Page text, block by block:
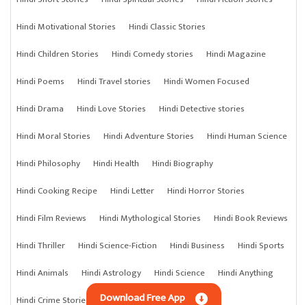
Hindi Motivational Stories
Hindi Classic Stories
Hindi Children Stories
Hindi Comedy stories
Hindi Magazine
Hindi Poems
Hindi Travel stories
Hindi Women Focused
Hindi Drama
Hindi Love Stories
Hindi Detective stories
Hindi Moral Stories
Hindi Adventure Stories
Hindi Human Science
Hindi Philosophy
Hindi Health
Hindi Biography
Hindi Cooking Recipe
Hindi Letter
Hindi Horror Stories
Hindi Film Reviews
Hindi Mythological Stories
Hindi Book Reviews
Hindi Thriller
Hindi Science-Fiction Hindi Business
Hindi Sports
Hindi Animals
Hindi Astrology Hindi Science
Hindi Anything
Hindi Crime Stories
Download Free App